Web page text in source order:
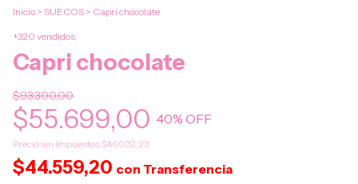
Inicio > SUECOS > Capri chocolate
+320 vendidos
Capri chocolate
$93.300,00
$55.699,00 40% OFF
Precio sin impuestos $46.032,23
$44.559,20 con Transferencia